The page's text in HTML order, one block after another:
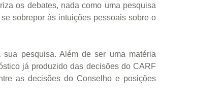
os debates, nada como uma pesquisa
sobrepor às intuições pessoais sobre o
pesquisa. Além de ser uma matéria
já produzido das decisões do CARF
as decisões do Conselho e posições